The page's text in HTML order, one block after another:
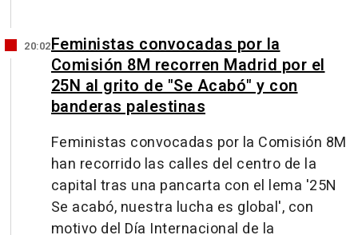
20:02Feministas convocadas por la
Comisión 8M recorren Madrid por el
25N al grito de "Se Acabó" y con
banderas palestinas
Feministas convocadas por la Comisión 8M
han recorrido las calles del centro de la
capital tras una pancarta con el lema '25N
Se acabó, nuestra lucha es global', con
motivo del Día Internacional de la